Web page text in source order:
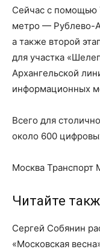
Сейчас с помощью
метро — Рублево-
а также второй
для участка
Архангельской
информационных
Всего для
около 600
Москва Транспорт
Читайте
Сергей Собянин
«Московская